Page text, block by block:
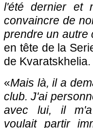
l'été dernier et
convaincre de
prendre un autre
en tête de la
de Kvaratskhelia.
«Mais là, il a
club. J'ai
avec lui, il
voulait partir